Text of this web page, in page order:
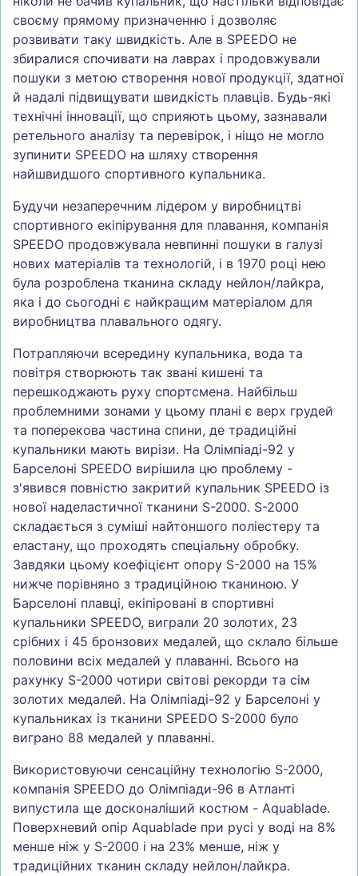
своєму прямому призначенню і дозволяє
розвивати таку швидкість. Але в SPEEDO не
збиралися спочивати на лаврах і продовжували
пошуки з метою створення нової продукції, здатної
й надалі підвищувати швидкість плавців. Будь-які
технічні інновації, що сприяють цьому, зазнавали
ретельного аналізу та перевірок, і ніщо не могло
зупинити SPEEDO на шляху створення
найшвидшого спортивного купальника.
Будучи незаперечним лідером у виробництві
спортивного екіпірування для плавання, компанія
SPEEDO продовжувала невпинні пошуки в галузі
нових матеріалів та технологій, і в 1970 році нею
була розроблена тканина складу нейлон/лайкра,
яка і до сьогодні є найкращим матеріалом для
виробництва плавального одягу.
Потрапляючи всередину купальника, вода та
повітря створюють так звані кишені та
перешкоджають руху спортсмена. Найбільш
проблемними зонами у цьому плані є верх грудей
та поперекова частина спини, де традиційні
купальники мають вирізи. На Олімпіаді-92 у
Барселоні SPEEDO вирішила цю проблему -
з'явився повністю закритий купальник SPEEDO із
нової наделастичної тканини S-2000. S-2000
складається з суміші найтоншого поліестеру та
еластану, що проходять спеціальну обробку.
Завдяки цьому коефіцієнт опору S-2000 на 15%
нижче порівняно з традиційною тканиною. У
Барселоні плавці, екіпіровані в спортивні
купальники SPEEDO, виграли 20 золотих, 23
срібних і 45 бронзових медалей, що склало більше
половини всіх медалей у плаванні. Всього на
рахунку S-2000 чотири світові рекорди та сім
золотих медалей. На Олімпіаді-92 у Барселоні у
купальниках із тканини SPEEDO S-2000 було
виграно 88 медалей у плаванні.
Використовуючи сенсаційну технологію S-2000,
компанія SPEEDO до Олімпіади-96 в Атланті
випустила ще досконаліший костюм - Aquablade.
Поверхневий опір Aquablade при русі у воді на 8%
менше ніж у S-2000 і на 23% менше, ніж у
традиційних тканин складу нейлон/лайкра.